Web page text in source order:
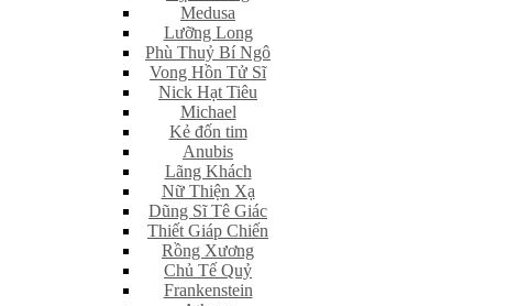
Medusa
Lưỡng Long
Phù Thuỷ Bí Ngô
Vong Hồn Tử Sĩ
Nick Hạt Tiêu
Michael
Kẻ đốn tim
Anubis
Lãng Khách
Nữ Thiện Xạ
Dũng Sĩ Tê Giác
Thiết Giáp Chiến
Rồng Xương
Chủ Tế Quỷ
Frankenstein